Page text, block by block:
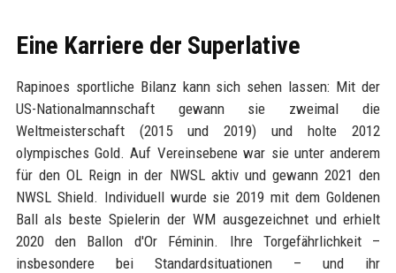
Eine Karriere der Superlative
Rapinoes sportliche Bilanz kann sich sehen lassen: Mit der
US-Nationalmannschaft gewann sie zweimal die
Weltmeisterschaft (2015 und 2019) und holte 2012
olympisches Gold. Auf Vereinsebene war sie unter anderem
für den OL Reign in der NWSL aktiv und gewann 2021 den
NWSL Shield. Individuell wurde sie 2019 mit dem Goldenen
Ball als beste Spielerin der WM ausgezeichnet und erhielt
2020 den Ballon d'Or Féminin. Ihre Torgefährlichkeit –
insbesondere bei Standardsituationen – und ihr